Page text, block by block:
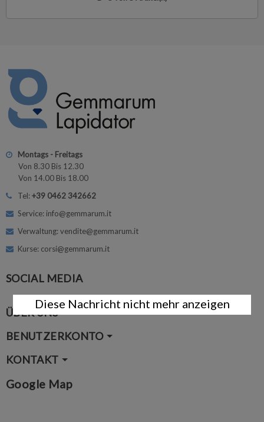
Montags - Freitags
Von 8.30 Bis 12.30
Von 14.00 Bis 18.00
Tel:+39 0462 342662
Service: info@gemmarum.it
Verwaltung: vendite@gemmarum.it
Kurse: corsi@gemmarum.it
SOCIAL MEDIA
ÜBER UNS
BENUTZERKONTO
KONTAKT
Google Map
Diese Nachricht nicht mehr anzeigen